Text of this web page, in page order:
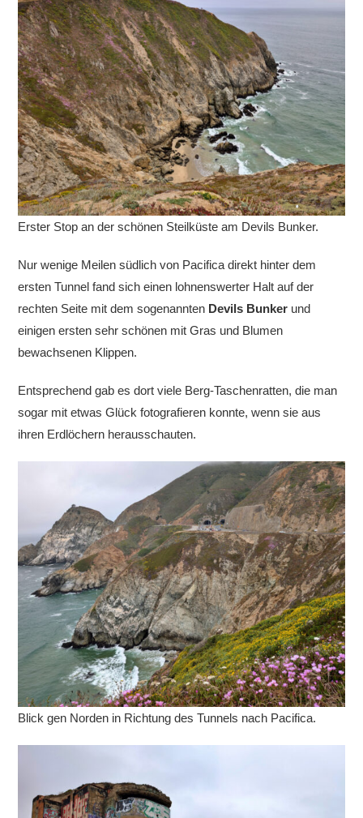
Erster Stop an der schönen Steilküste am Devils Bunker.
Nur wenige Meilen südlich von Pacifica direkt hinter dem
ersten Tunnel fand sich einen lohnenswerter Halt auf der
rechten Seite mit dem sogenannten Devils Bunker und
einigen ersten sehr schönen mit Gras und Blumen
bewachsenen Klippen.
Entsprechend gab es dort viele Berg-Taschenratten, die man
sogar mit etwas Glück fotografieren konnte, wenn sie aus
ihren Erdlöchern herausschauten.
Blick gen Norden in Richtung des Tunnels nach Pacifica.